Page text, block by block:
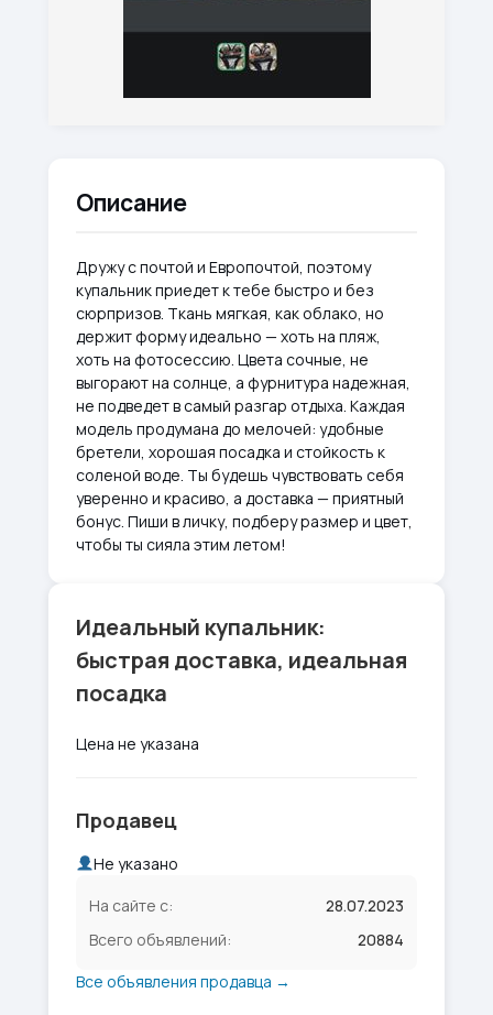
Описание
Дружу с почтой и Европочтой, поэтому
купальник приедет к тебе быстро и без
сюрпризов. Ткань мягкая, как облако, но
держит форму идеально — хоть на пляж,
хоть на фотосессию. Цвета сочные, не
выгорают на солнце, а фурнитура надежная,
не подведет в самый разгар отдыха. Каждая
модель продумана до мелочей: удобные
бретели, хорошая посадка и стойкость к
соленой воде. Ты будешь чувствовать себя
уверенно и красиво, а доставка — приятный
бонус. Пиши в личку, подберу размер и цвет,
чтобы ты сияла этим летом!
Идеальный купальник:
быстрая доставка, идеальная
посадка
Цена не указана
Продавец
Не указано
На сайте с:
28.07.2023
Всего объявлений:
20884
Все объявления продавца →